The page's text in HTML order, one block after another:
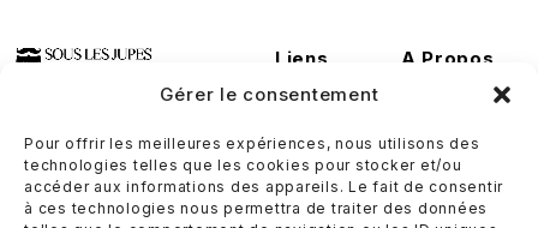
Gérer le consentement
Pour offrir les meilleures expériences, nous utilisons des
technologies telles que les cookies pour stocker et/ou
accéder aux informations des appareils. Le fait de consentir
à ces technologies nous permettra de traiter des données
Liens
Contactez-
Où nous
trouver
A Propos
générales de
ventes
Politique de
retour et de